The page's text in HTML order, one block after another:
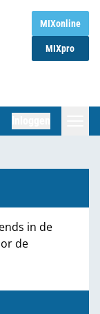
MIXonline
MIXpro
in de
de